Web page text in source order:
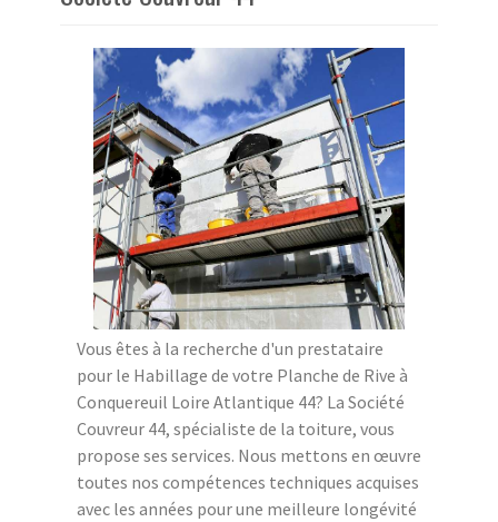
Vous êtes à la recherche d'un prestataire
pour le Habillage de votre Planche de Rive à
Conquereuil Loire Atlantique 44? La Société
Couvreur 44, spécialiste de la toiture, vous
propose ses services. Nous mettons en œuvre
toutes nos compétences techniques acquises
avec les années pour une meilleure longévité